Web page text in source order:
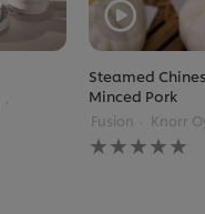
Steamed
Minced Pork
Fusion Knorr
No
ratings